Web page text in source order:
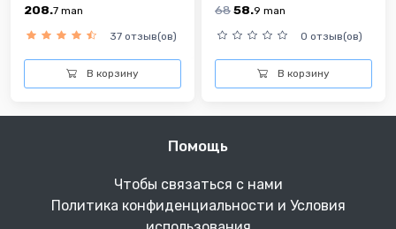
208.7 man
37 отзыв(ов)
В корзину
6858.9 man
0 отзыв(ов)
В корзину
Помощь
Чтобы связаться с нами
Политика конфиденциальности и Условия